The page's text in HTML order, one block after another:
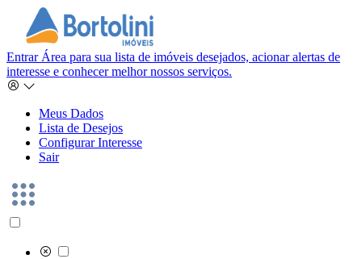
Entrar Área para sua lista de imóveis desejados, acionar alertas de
interesse e conhecer melhor nossos serviços.
Meus Dados
Lista de Desejos
Configurar Interesse
Sair